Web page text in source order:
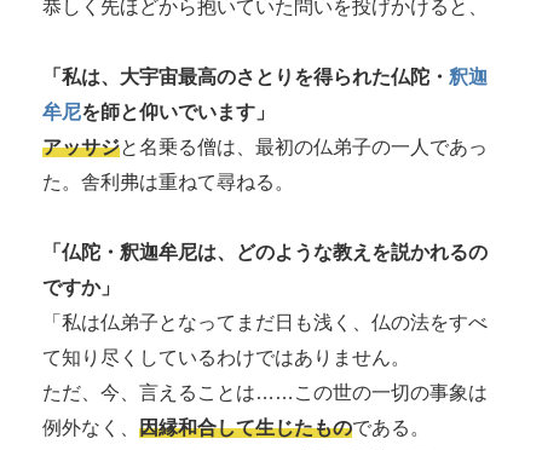
恭しく先ほどから抱いていた問いを投げかけると、
「私は、大宇宙最高のさとりを得られた仏陀・ 釈迦
牟尼を師と仰いでいます」
アッサジと名乗る僧は、最初の仏弟子の一人であっ
た。舎利弗は重ねて尋ねる。
「仏陀・釈迦牟尼は、どのような教えを説かれるの
ですか」
「私は仏弟子となってまだ日も浅く、仏の法をすべ
て知り尽くしているわけではありません。
ただ、今、言えることは……この世の一切の事象は
例外なく、 因縁和合して生じたものである。